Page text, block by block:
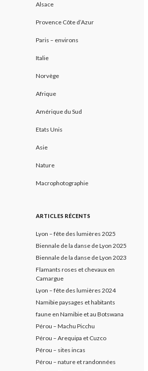
Alsace
Provence Côte d’Azur
Paris – environs
Italie
Norvège
Afrique
Amérique du Sud
Etats Unis
Asie
Nature
Macrophotographie
ARTICLES RÉCENTS
Lyon – fête des lumières 2025
Biennale de la danse de Lyon 2025
Biennale de la danse de Lyon 2023
Flamants roses et chevaux en
Camargue
Lyon – fête des lumières 2024
Namibie paysages et habitants
faune en Namibie et au Botswana
Pérou – Machu Picchu
Pérou – Arequipa et Cuzco
Pérou – sites incas
Pérou – nature et randonnées